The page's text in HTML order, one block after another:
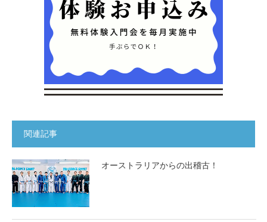
関連記事
オーストラリアからの出稽古！